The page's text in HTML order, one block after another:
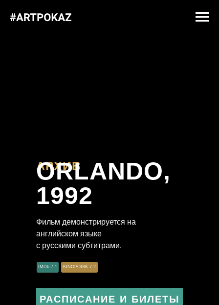
АРХИВ
ORLANDO,
1992
Фильм демонстрируется на
английском языке
с русскими субтитрами.
РАСПИСАНИЕ И БИЛЕТЫ
IMDb 7.1 KINOPOISK 7.2